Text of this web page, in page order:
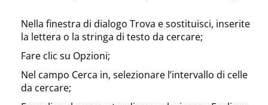
Nella finestra di dialogo Trova e sostituisci, inserite
la lettera o la stringa di testo da cercare;
Fare clic su Opzioni;
Nel campo Cerca in, selezionare l’intervallo di celle
da cercare;